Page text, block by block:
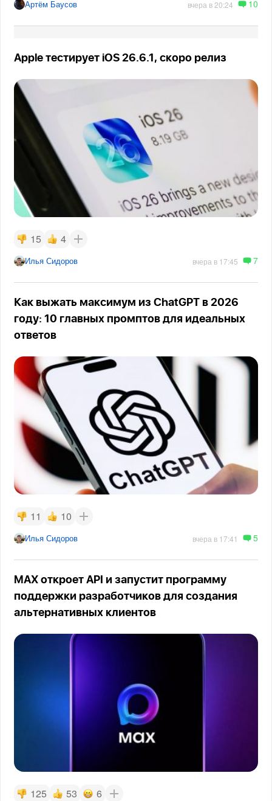
Артём Баусов вчера в 20:24 10
Apple тестирует iOS 26.6.1, скоро релиз
15 4
Илья Сидоров вчера в 17:45 7
Как выжать максимум из ChatGPT в 2026
году: 10 главных промптов для идеальных
ответов
11 10
Илья Сидоров вчера в 17:41 5
MAX откроет API и запустит программу
поддержки разработчиков для создания
альтернативных клиентов
125 53 6